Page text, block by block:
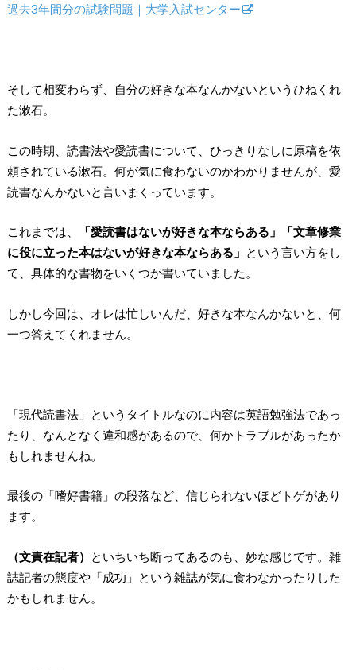
過去3年間分の試験問題｜大学入試センター
そして相変わらず、自分の好きな本なんかないというひねくれ
た漱石。
この時期、読書法や愛読書について、ひっきりなしに原稿を依
頼されている漱石。何が気に食わないのかわかりませんが、愛
読書なんかないと言いまくっています。
これまでは、
「愛読書はないが好きな本ならある」「文章修業
に役に立った本はないが好きな本ならある」 という言い方をし
て、具体的な書物をいくつか書いていました。
しかし今回は、オレは忙しいんだ、好きな本なんかないと、何
一つ答えてくれません。
「現代読書法」というタイトルなのに内容は英語勉強法であっ
たり、なんとなく違和感があるので、何かトラブルがあったか
もしれませんね。
最後の「嗜好書籍」の段落など、信じられないほどトゲがあり
ます。
（文責在記者）
といちいち断ってあるのも、妙な感じです。雑
誌記者の態度や「成功」という雑誌が気に食わなかったりした
かもしれません。